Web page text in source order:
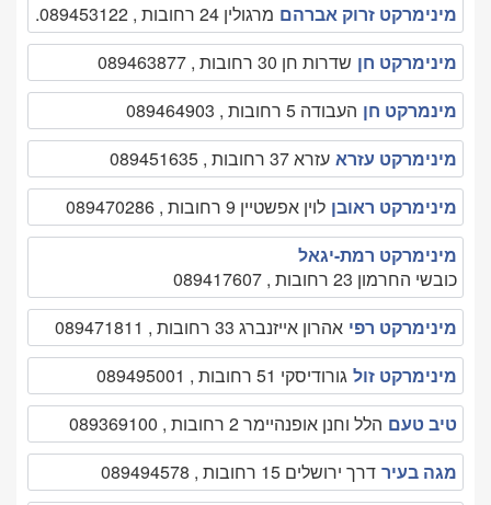
מינימרקט זרוק אברהם מרגולין 24 רחובות , 089453122.
מינימרקט חן שדרות חן 30 רחובות , 089463877
מינמרקט חן העבודה 5 רחובות , 089464903
מינימרקט עזרא עזרא 37 רחובות , 089451635
מינימרקט ראובן לוין אפשטיין 9 רחובות , 089470286
מינימרקט רמת-יגאל
כובשי החרמון 23 רחובות , 089417607
מינימרקט רפי אהרון אייזנברג 33 רחובות , 089471811
מינימרקט זול גורודיסקי 51 רחובות , 089495001
טיב טעם הלל וחנן אופנהיימר 2 רחובות , 089369100
מגה בעיר דרך ירושלים 15 רחובות , 089494578